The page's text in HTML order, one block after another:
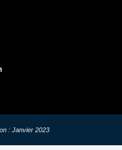
: Janvier 2023